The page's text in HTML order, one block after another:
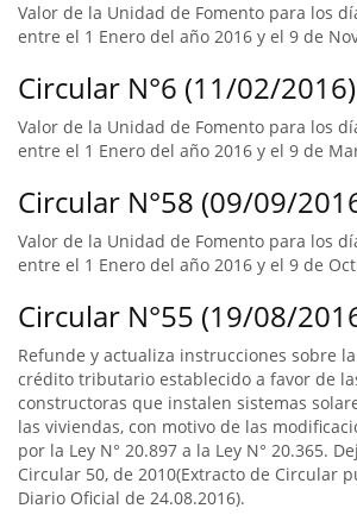
Valor de la Unidad de Fomento para los
entre el 1 Enero del año 2016 y el 9 de
Circular N°6 (11/02/2016)
Valor de la Unidad de Fomento para los
entre el 1 Enero del año 2016 y el 9 de
Circular N°58 (09/09/
Valor de la Unidad de Fomento para los
entre el 1 Enero del año 2016 y el 9 de
Circular N°55 (19/08/
Refunde y actualiza instrucciones sobre
crédito tributario establecido a favor de
constructoras que instalen sistemas
las viviendas, con motivo de las
por la Ley N° 20.897 a la Ley N° 20.365.
Circular 50, de 2010(Extracto de Circular
Diario Oficial de 24.08.2016).